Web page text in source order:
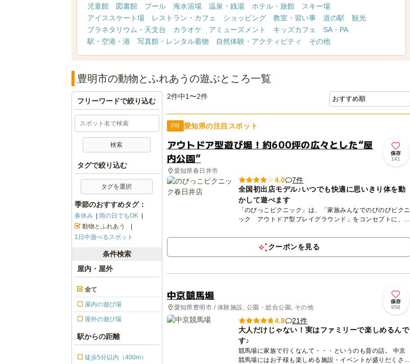
児童館
図書館 プール 海水浴場 温泉・銭湯 ホテル・旅館
スキー場
アイススケート場
レストラン・カフェ ショッピング 教室・習い事 道の駅
観光
プラネタリウム・天文台
カラオケ アミューズメント キッズカフェ
SA・PA
駅・空港・港
写真館・レンタル着物 自然体験・アクティビティ その他
豊明市の動物とふれあうの遊ぶところ一覧
2件中1〜2件
PR 愛知県の注目スポット
アウトドア型遊び場！約600坪の広々とした“屋
内公園”
愛知県春日井市
保存
141
4.0
7件
全国初出店モデル♪いつでも快適に思いきり体を動
かして遊べます
「のびっこピクニック」は、「家族みんなでのびのびピクニ
ック アウトドア型プレイグラウンド」をコンセプトに、広
広げ、まるで...
クーポンを見る
中京競馬場
愛知県豊明市 / 体験施設, 公園・総合公園, その他
保存
958
4.8
21件
大人だけじゃない！実はファミリーで楽しめるんで
す♪
競馬場に家族で行くなんて・・・というのも昔の話。 中京
競馬場にはお子様も楽しめる施設・イベントが盛りだくさん
フリーワードで絞り込む
タグで絞り込む
タグを選択
季節のおすすめタグ：
春休み
雨の日でもOK
動物とふれあう
1日中遊べるスポット
条件検索
屋内・屋外
全て
屋内の遊び場
屋外の遊び場
駅からの距離
徒歩5分以内（400m）